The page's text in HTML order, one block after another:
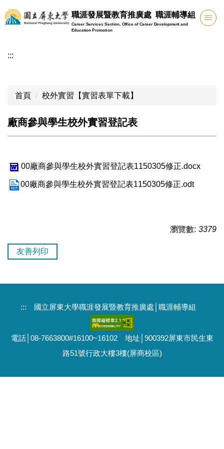
跳
到
內
職涯發展暨教育推廣處 職涯輔導組
Career Services Section, Office of Career Development and
Education Promotion
:::
首頁 校外實習【實習表單下載】
廠商參與學生校外實習登記表
00廠商參與學生校外實習登記表1150305修正.docx
00廠商參與學生校外實習登記表1150305修正.odt
瀏覽數: 3379
友善列印
::: 國立屏東大學職涯發展暨教育推廣處│職涯輔導組
電話│08-7663800#16100~16102 地址│900392屏東市民生東
路51號行政大樓3樓(屏商校區)